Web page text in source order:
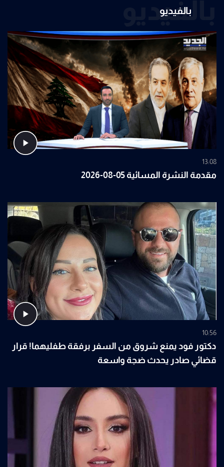
بالفيديو
بالفيديو
13:08
مقدمة النشرة المسائية 05-08-2026
10:56
دكتور فود يمنع شروق من السفر برفقة طفليهما! قرار
قضائي صادر يحدث ضجة واسعة